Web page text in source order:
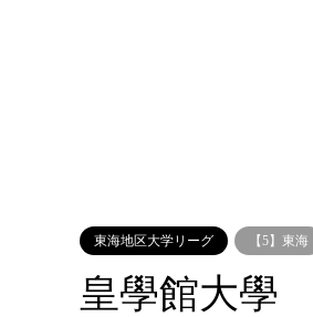
東海地区大学リーグ 【5】東海
皇學館大學